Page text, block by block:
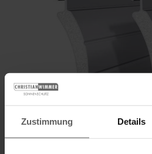
Zustimmung Details